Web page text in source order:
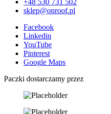
+48 530 731 502
sklep@onroof.pl
Facebook
Linkedin
YouTube
Pinterest
Google Maps
Paczki dostarczamy przez